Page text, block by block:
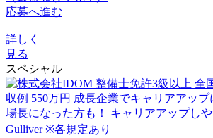
応募へ進む
詳しく
見る
スペシャル